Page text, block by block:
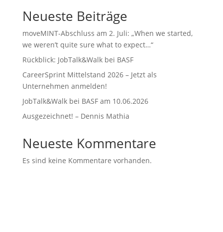
Neueste Beiträge
moveMINT-Abschluss am 2. Juli: „When we started,
we weren’t quite sure what to expect…“
Rückblick: JobTalk&Walk bei BASF
CareerSprint Mittelstand 2026 – Jetzt als
Unternehmen anmelden!
JobTalk&Walk bei BASF am 10.06.2026
Ausgezeichnet! – Dennis Mathia
Neueste Kommentare
Es sind keine Kommentare vorhanden.